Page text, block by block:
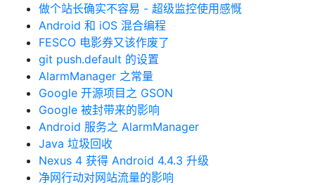
做个站长确实不容易 - 超级监控使用感慨
Android 和 iOS 混合编程
FESCO 电影券又该作废了
git push.default 的设置
AlarmManager 之常量
Google 开源项目之 GSON
Google 被封带来的影响
Android 服务之 AlarmManager
Java 垃圾回收
Nexus 4 获得 Android 4.4.3 升级
净网行动对网站流量的影响